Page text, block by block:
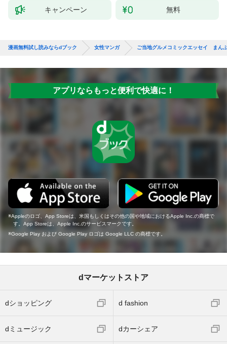
キャンペーン 無料
漫画無料試し読みならdブック 女性マンガ ご当地グルメコミックエッセイ まん
アプリならもっと便利で快適に！
Appleのロゴ、App Storeは、米国もしくはその他の国や地域におけるApple Inc.の商標で
す。App Storeは、Apple Inc.のサービスマークです。
Google Play および Google Play ロゴは Google LLC の商標です。
dマーケットストア
dショッピング d fashion
dミュージック dカーシェア